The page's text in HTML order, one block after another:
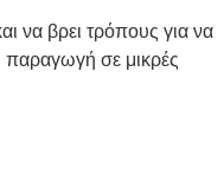
να βρει τρόπους για να
παραγωγή σε μικρές